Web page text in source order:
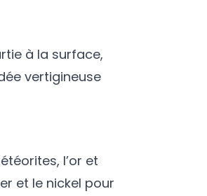
à la surface,
vertigineuse
l’or et
et le nickel pour